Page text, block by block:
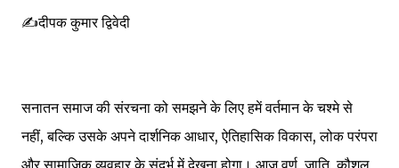
✍️दीपक कुमार द्विवेदी
सनातन समाज की संरचना को समझने के लिए हमें वर्तमान के चश्मे से
नहीं, बल्कि उसके अपने दार्शनिक आधार, ऐतिहासिक विकास, लोक परंपरा
और सामाजिक व्यवहार के संदर्भ में देखना होगा। आज वर्ण, जाति, कौशल,